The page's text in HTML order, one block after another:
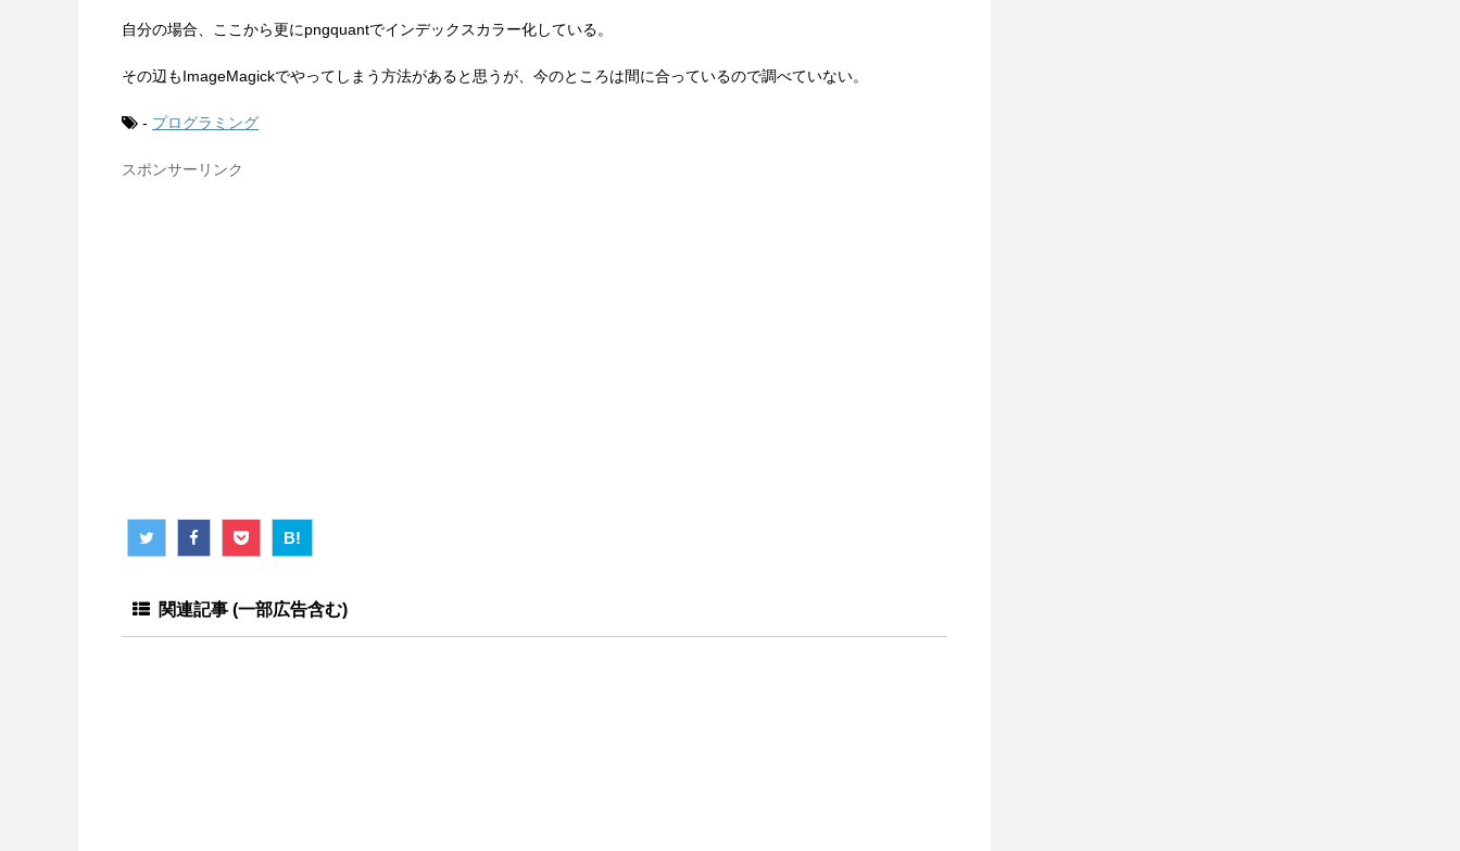
自分の場合、ここから更にpngquantでインデックスカラー化している。
その辺もImageMagickでやってしまう方法があると思うが、今のところは間に合っているので調べていない。
- プログラミング
スポンサーリンク
B!
関連記事 (一部広告含む)